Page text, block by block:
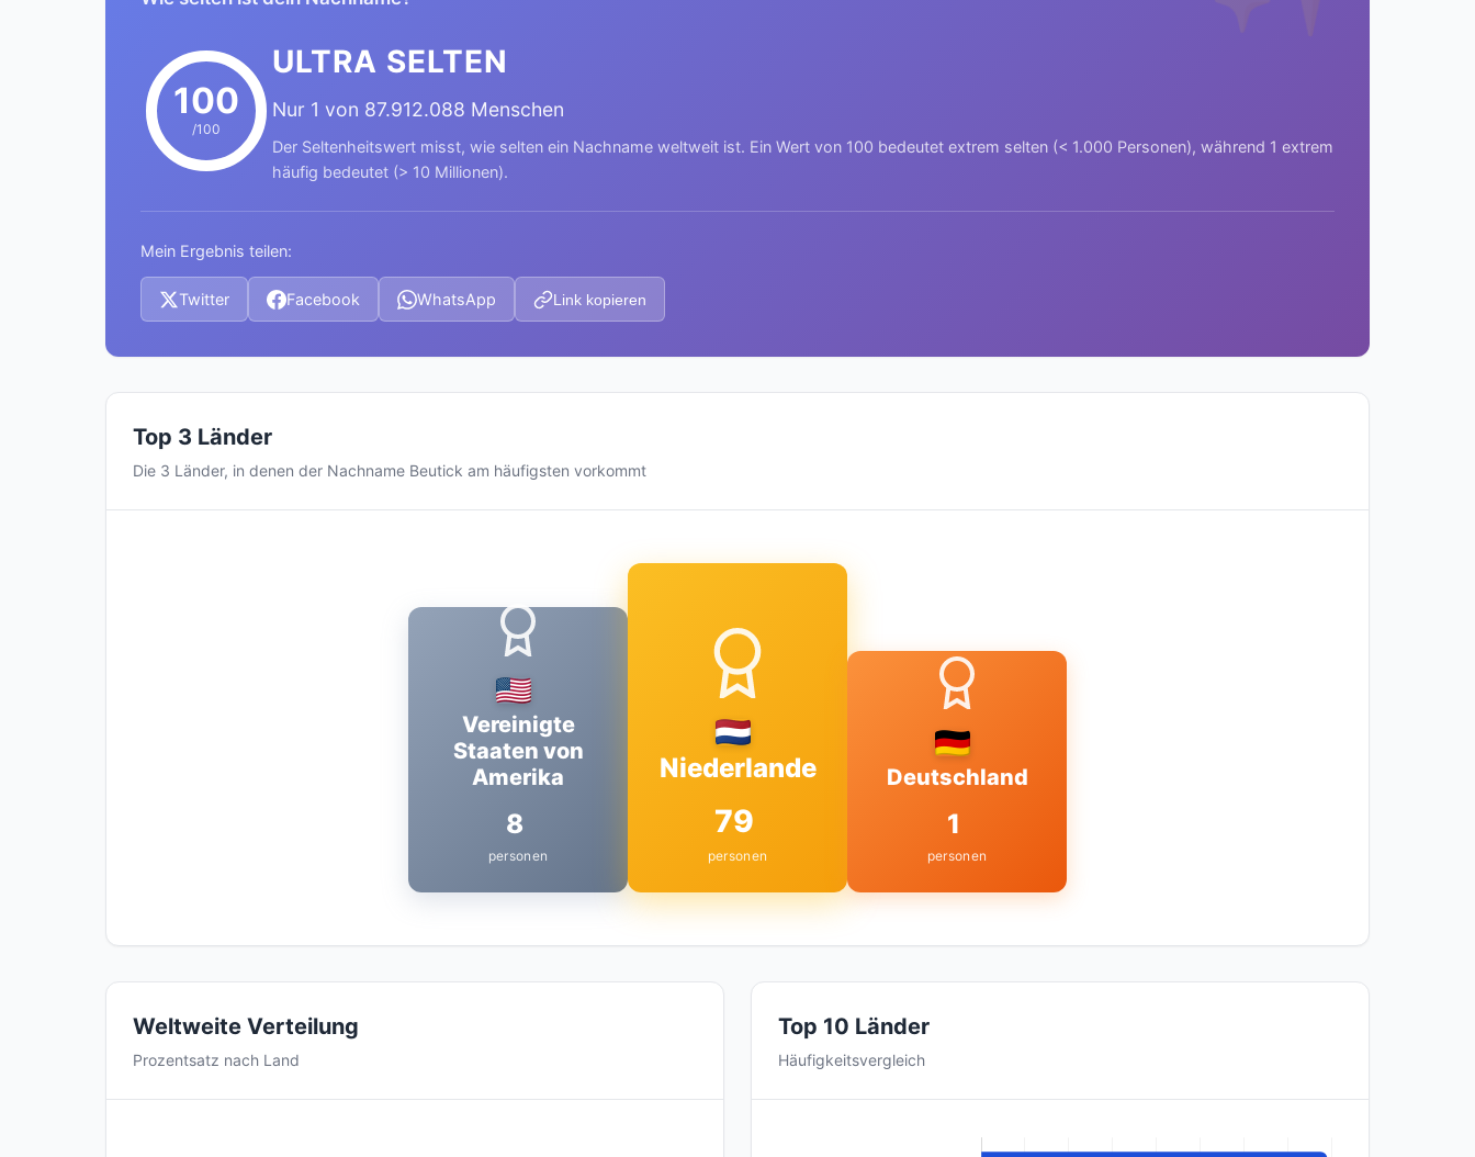
100
/100
ULTRA SELTEN
Nur 1 von 87.912.088 Menschen
Der Seltenheitswert misst, wie selten ein Nachname weltweit ist. Ein Wert von 100 bedeutet extrem selten (< 1.000 Personen), während 1 extrem
häufig bedeutet (> 10 Millionen).
Mein Ergebnis teilen:
Twitter Facebook WhatsApp Link kopieren
Top 3 Länder
Die 3 Länder, in denen der Nachname Beutick am häufigsten vorkommt
Vereinigte
Staaten von
Amerika
8
personen
Niederlande
79
personen
Deutschland
1
personen
Weltweite Verteilung
Prozentsatz nach Land
Top 10 Länder
Häufigkeitsvergleich